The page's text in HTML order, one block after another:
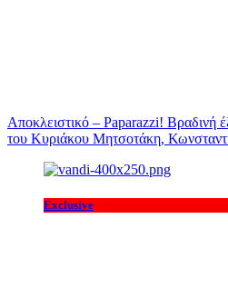
Αποκλειστικό – Paparazzi! Βραδινή
του Κυριάκου Μητσοτάκη,
Exclusive